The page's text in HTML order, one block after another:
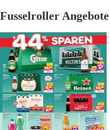
Fusselroller